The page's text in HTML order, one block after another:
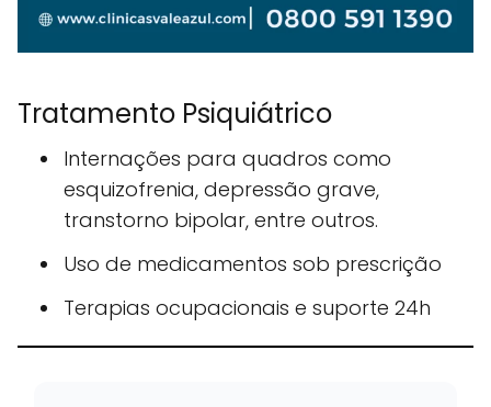
Tratamento Psiquiátrico
Internações para quadros como
esquizofrenia, depressão grave,
transtorno bipolar, entre outros.
Uso de medicamentos sob prescrição
Terapias ocupacionais e suporte 24h